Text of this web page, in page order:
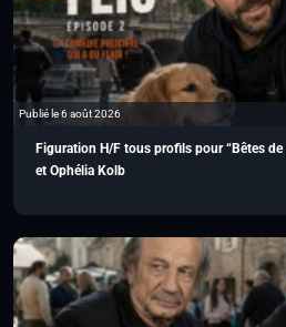
Publié le 6 août 2026
Figuration H/F tous profils pour “Bêtes
et Ophélia Kolb